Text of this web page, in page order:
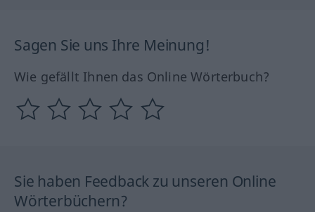
Sagen Sie uns Ihre Meinung!
Wie gefällt Ihnen das Online Wörterbuch?
Sie haben Feedback zu unseren Online
Wörterbüchern?